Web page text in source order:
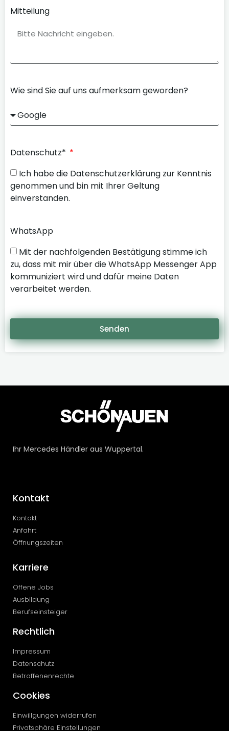
Mitteilung
Wie sind Sie auf uns aufmerksam geworden?
Datenschutz*
Ich habe die Datenschutzerklärung zur Kenntnis
genommen und bin mit Ihrer Geltung
einverstanden.
WhatsApp
Mit der nachfolgenden Bestätigung stimme ich
zu, dass mit mir über die WhatsApp Messenger App
kommuniziert wird und dafür meine Daten
verarbeitet werden.
Senden
Ihr Mercedes Händler aus Wuppertal.
Kontakt
Kontakt
Anfahrt
Öffnungszeiten
Karriere
Offene Jobs
Ausbildung
Berufseinsteiger
Rechtlich
Impressum
Datenschutz
Betroffenenrechte
Cookies
Einwillgungen widerrufen
Privatsphäre Einstellungen